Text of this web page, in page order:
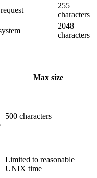
255
characters
2048
characters
Max size
500 characters
Limited to reasonable
UNIX time